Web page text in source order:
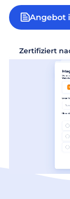
Angebot
Zertifiziert